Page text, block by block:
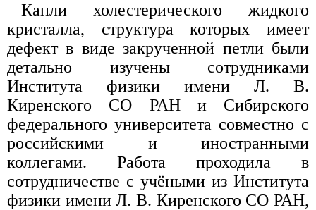
Капли холестерического жидкого
кристалла, структура которых имеет
дефект в виде закрученной петли были
детально изучены сотрудниками
Института физики имени Л. В.
Киренского СО РАН и Сибирского
федерального университета совместно с
российскими и иностранными
коллегами. Работа проходила в
сотрудничестве с учёными из Института
физики имени Л. В. Киренского СО РАН,